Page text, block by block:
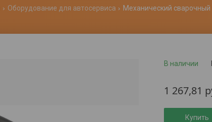
Оборудование для автосервиса Механический
В наличии
1 267,81
Купить